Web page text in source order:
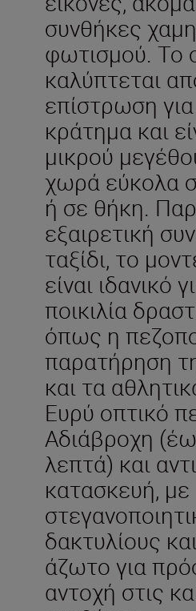
συνθήκες
φωτισμού. Το
καλύπτεται
επίστρωση
κράτημα και
μικρού
χωρά εύκολα
ή σε θήκη.
εξαιρετική
ταξίδι, το
είναι ιδανικό
ποικιλία
όπως η
παρατήρηση
και τα
Ευρύ οπτικό
Αδιάβροχη
λεπτά) και
κατασκευή, με
δακτυλίους
άζωτο για
αντοχή στις